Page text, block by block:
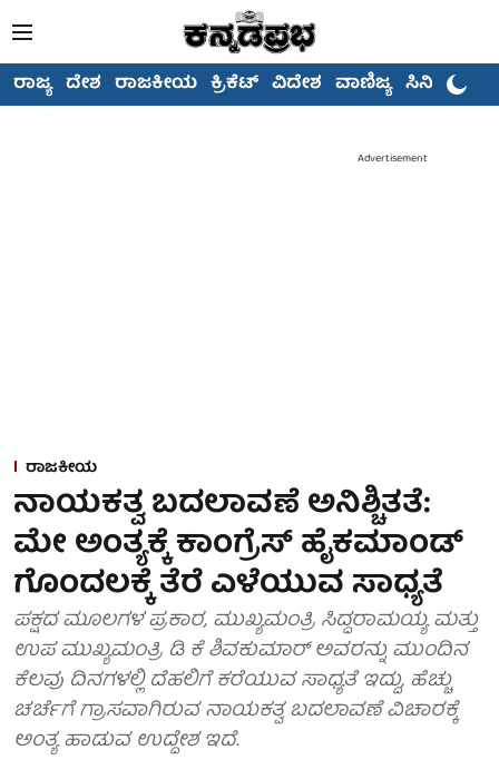
ರಾಜ್ಯ ದೇಶ ರಾಜಕೀಯ ಕ್ರಿಕೆಟ್ ವಿದೇಶ ವಾಣಿಜ್ಯ ಸಿನಿಮಾ
Advertisement
ರಾಜಕೀಯ
ನಾಯಕತ್ವ ಬದಲಾವಣೆ ಅನಿಶ್ಚಿತತೆ:
ಮೇ ಅಂತ್ಯಕ್ಕೆ ಕಾಂಗ್ರೆಸ್ ಹೈಕಮಾಂಡ್
ಗೊಂದಲಕ್ಕೆ ತೆರೆ ಎಳೆಯುವ ಸಾಧ್ಯತೆ
ಪಕ್ಷದ ಮೂಲಗಳ ಪ್ರಕಾರ, ಮುಖ್ಯಮಂತ್ರಿ ಸಿದ್ದರಾಮಯ್ಯ ಮತ್ತು
ಉಪ ಮುಖ್ಯಮಂತ್ರಿ ಡಿ ಕೆ ಶಿವಕುಮಾರ್ ಅವರನ್ನು ಮುಂದಿನ
ಕೆಲವು ದಿನಗಳಲ್ಲಿ ದೆಹಲಿಗೆ ಕರೆಯುವ ಸಾಧ್ಯತೆ ಇದ್ದು, ಹೆಚ್ಚು
ಚರ್ಚೆಗೆ ಗ್ರಾಸವಾಗಿರುವ ನಾಯಕತ್ವ ಬದಲಾವಣೆ ವಿಚಾರಕ್ಕೆ
ಅಂತ್ಯ ಹಾಡುವ ಉದ್ದೇಶ ಇದೆ.